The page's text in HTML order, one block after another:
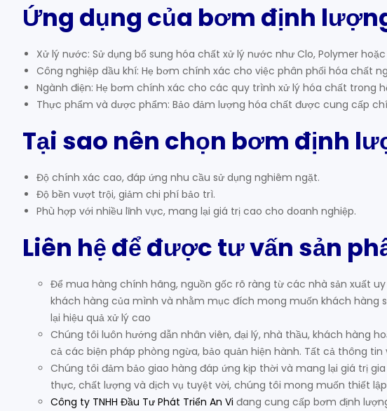
Ứng dụng của bơm định
Xử lý nước: Sử dụng bổ sung hóa chất xử lý nước như Clo, Polymer
Công nghiệp dầu khí: Hẹ bơm chính xác cho việc phân phối hóa chất
Ngành điện: Hẹ bơm chính xác cho các quy trình xử lý hóa chất trong
Thực phẩm và dược phẩm: Bảo đảm lượng hóa chất được cung cấp
Tại sao nên chọn bơm định
Độ chính xác cao, đáp ứng nhu cầu sử dụng nghiêm ngặt.
Độ bền vượt trội, giảm chi phí bảo trì.
Phù hợp với nhiều lĩnh vực, mang lại giá trị cao cho doanh nghiệp.
Liên hệ để được tư vấn sản
Để mua hàng chính hãng, nguồn gốc rõ ràng từ các nhà sản xuất
khách hàng của mình và nhằm mục đích mong muốn khách hàng
lại hiệu quả xử lý cao
Chúng tôi luôn hướng dẫn nhân viên, đại lý, nhà thầu, khách hàng
cả các biện pháp phòng ngừa, bảo quản hiện hành. Tất cả thông
Chúng tôi đảm bảo giao hàng đáp ứng kịp thời và mang lại giá trị
thực, chất lượng và dịch vụ tuyệt vời, chúng tôi mong muốn thiết
Công ty TNHH Đầu Tư Phát Triển An Vi đang cung cấp bơm định